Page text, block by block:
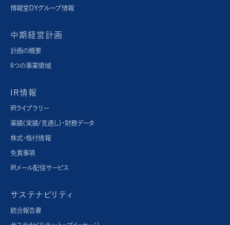
博報堂ＤＹグループ情報
中期経営計画
計画の概要
6つの事業領域
IR情報
IRライブラリー
業績（実績/見通し）・財務データ
株式・格付情報
免責事項
IRメール配信サービス
サステナビリティ
統合報告書